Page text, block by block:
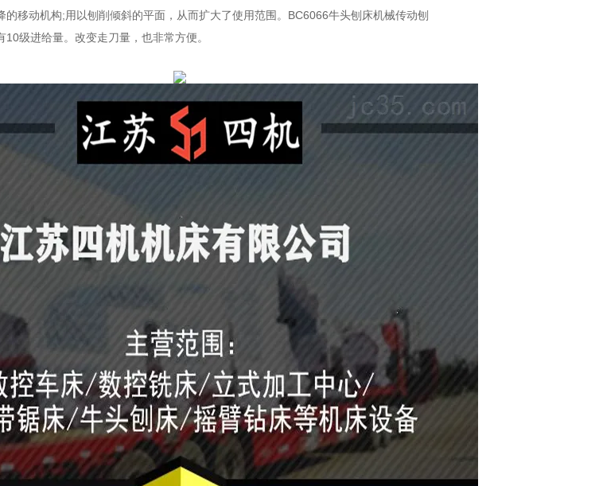
移动机构;用以刨削倾斜的平面，从而扩大了使用范围。BC6066牛头刨床机械传动刨
级进给量。改变走刀量，也非常方便。